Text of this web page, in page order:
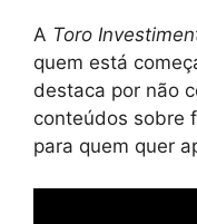
A Toro
quem está
destaca por não
conteúdos sobre
para quem quer